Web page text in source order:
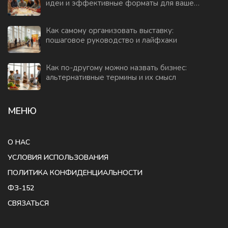
идеи и эффективные форматы для вашей
Как самому организовать выставку:
пошаговое руководство и лайфхаки
Как по-другому можно назвать бизнес:
альтернативные термины и их смысл
МЕНЮ
О НАС
УСЛОВИЯ ИСПОЛЬЗОВАНИЯ
ПОЛИТИКА КОНФИДЕНЦИАЛЬНОСТИ
ФЗ-152
СВЯЗАТЬСЯ